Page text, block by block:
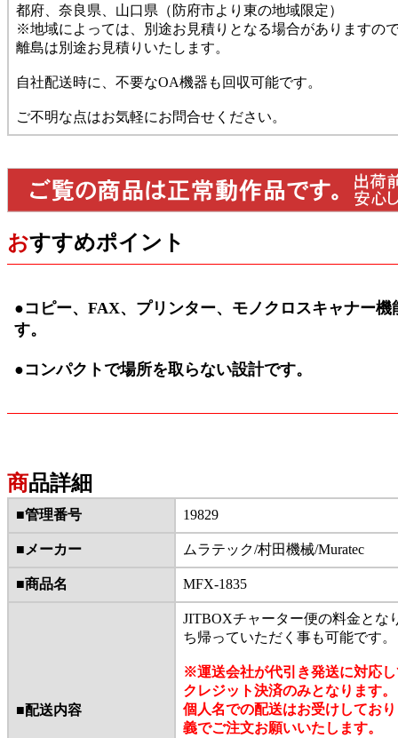
都府、奈良県、山口県（防府市より東の地域限定）
※地域によっては、別途お見積りとなる場合がありますの
離島は別途お見積りいたします。
自社配送時に、不要なOA機器も回収可能です。
ご不明な点はお気軽にお問合せください。
おすすめポイント
●コピー、FAX、プリンター、モノクロスキャナー
す。
●コンパクトで場所を取らない設計です。
商品詳細
■管理番号 19829
■メーカー ムラテック/村田機械/Muratec
■商品名 MFX-1835
■配送内容
JITBOXチャーター便の料金とな
ち帰っていただく事も可能です。
※運送会社が代引き発送に対応
クレジット決済のみとなります。
個人名での配送はお受けしてお
義でご注文お願いいたします。